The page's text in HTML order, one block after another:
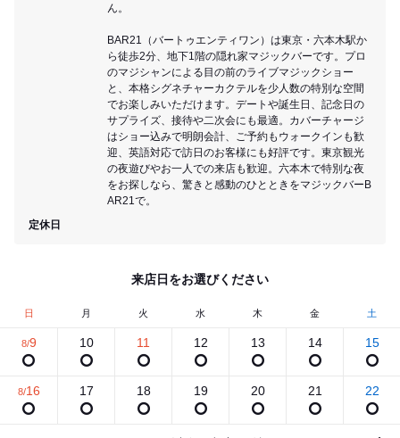
ん。
BAR21（バートゥエンティワン）は東京・六本木駅か
ら徒歩2分、地下1階の隠れ家マジックバーです。プロ
のマジシャンによる目の前のライブマジックショー
と、本格シグネチャーカクテルを少人数の特別な空間
でお楽しみいただけます。デートや誕生日、記念日の
サプライズ、接待や二次会にも最適。カバーチャージ
はショー込みで明朗会計、ご予約もウォークインも歓
迎、英語対応で訪日のお客様にも好評です。東京観光
の夜遊びやお一人での来店も歓迎。六本木で特別な夜
をお探しなら、驚きと感動のひとときをマジックバーB
AR21で。
定休日
来店日をお選びください
日 月 火 水 木 金 土
8/9 10 11 12 13 14 15
8/16 17 18 19 20 21 22